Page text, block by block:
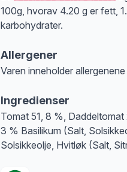
100g, hvorav 4.20 g er fett,
karbohydrater.
Allergener
Varen inneholder allergenene
at denne informasjonen er
Ingredienser
Tomat 51, 8 %,
3 % Basilikum (Salt,
Solsikkeolje, Hvitløk (Salt,